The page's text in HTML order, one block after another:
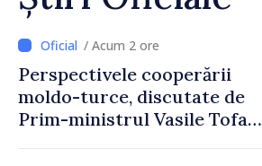
/ Acum 2 ore
Perspectivele cooperării
moldo-turce, discutate de
Prim-ministrul Vasile Tofan